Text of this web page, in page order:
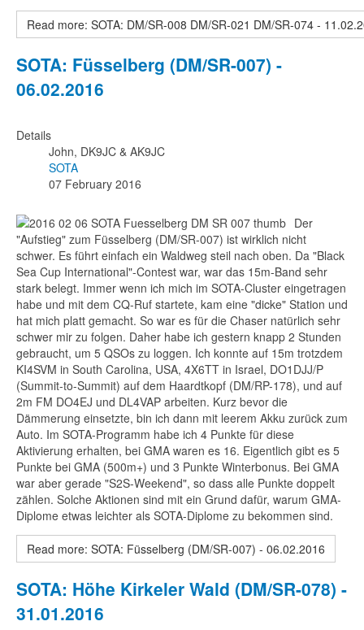
Read more: SOTA: DM/SR-008 DM/SR-021 DM/SR-074 -
SOTA: Füsselberg (DM/SR-007) -
06.02.2016
Details
John, DK9JC & AK9JC
SOTA
07 February 2016
Der
"Aufstieg" zum Füsselberg (DM/SR-007) ist wirklich nicht
schwer. Es führt einfach ein Waldweg steil nach oben. Da "Black
Sea Cup International"-Contest war, war das 15m-Band sehr
stark belegt. Immer wenn ich mich im SOTA-Cluster eingetragen
habe und mit dem CQ-Ruf startete, kam eine "dicke" Station und
hat mich platt gemacht. So war es für die Chaser natürlich sehr
schwer mir zu folgen. Daher habe ich gestern knapp 2 Stunden
gebraucht, um 5 QSOs zu loggen. Ich konnte auf 15m trotzdem
KI4SVM in South Carolina, USA, 4X6TT in Israel, DO1DJJ/P
(Summit-to-Summit) auf dem Haardtkopf (DM/RP-178), und auf
2m FM DO4EJ und DL4VAP arbeiten. Kurz bevor die
Dämmerung einsetzte, bin ich dann mit leerem Akku zurück zum
Auto. Im SOTA-Programm habe ich 4 Punkte für diese
Aktivierung erhalten, bei GMA waren es 16. Eigentlich gibt es 5
Punkte bei GMA (500m+) und 3 Punkte Winterbonus. Bei GMA
war aber gerade "S2S-Weekend", so dass alle Punkte doppelt
zählen. Solche Aktionen sind mit ein Grund dafür, warum GMA-
Diplome etwas leichter als SOTA-Diplome zu bekommen sind.
Read more: SOTA: Füsselberg (DM/SR-007) - 06.02.2016
SOTA: Höhe Kirkeler Wald (DM/SR-078) -
31.01.2016